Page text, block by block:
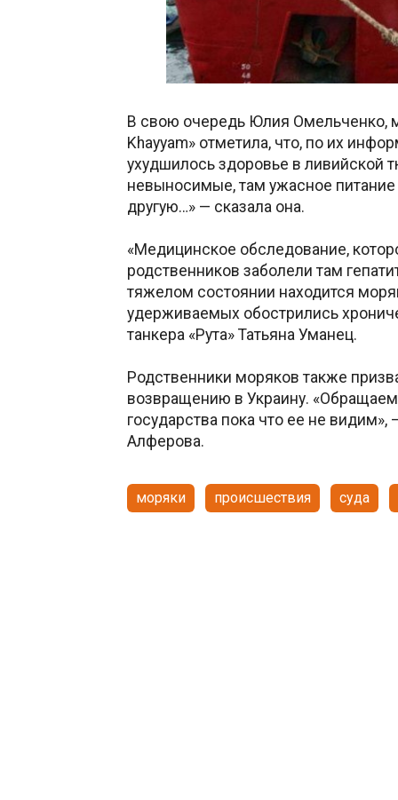
В свою очередь Юлия Омельченко,
Khayyam» отметила, что, по их
ухудшилось здоровье в ливийской
невыносимые, там ужасное
другую…» — сказала она.
«Медицинское обследование,
родственников заболели там
тяжелом состоянии находится
удерживаемых обострились
танкера «Рута» Татьяна Уманец.
Родственники моряков также
возвращению в Украину.
государства пока что ее не видим»,
Алферова.
моряки происшествия суда